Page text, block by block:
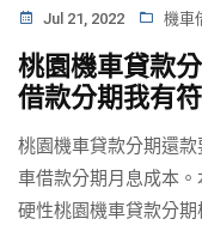
Jul 21, 2022 機車
桃園機車貸款
借款分期我有
桃園機車貸款分期還
車借款分期月息成本
硬性桃園機車貸款分